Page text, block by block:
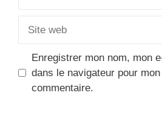
Enregistrer mon nom, mon
dans le navigateur pour
commentaire.